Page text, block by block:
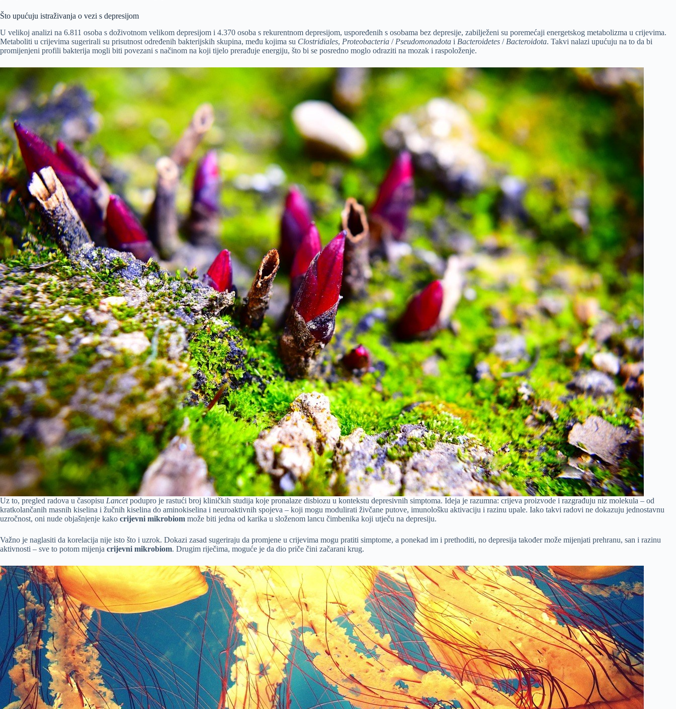
Što upućuju istraživanja o vezi s depresijom
U velikoj analizi na 6.811 osoba s doživotnom velikom depresijom i 4.370 osoba s rekurentnom depresijom, uspoređenih s osobama bez depresije, zabilježeni su poremećaji energetskog metabolizma u crijevima.
Metaboliti u crijevima sugerirali su prisutnost određenih bakterijskih skupina, među kojima su Clostridiales, Proteobacteria / Pseudomonadota i Bacteroidetes / Bacteroidota. Takvi nalazi upućuju na to da bi
promijenjeni profili bakterija mogli biti povezani s načinom na koji tijelo prerađuje energiju, što bi se posredno moglo odraziti na mozak i raspoloženje.
Uz to, pregled radova u časopisu Lancetpodupro je rastući broj kliničkih studija koje pronalaze disbiozu u kontekstu depresivnih simptoma. Ideja je razumna: crijeva proizvode i razgrađuju niz molekula – od
kratkolančanih masnih kiselina i žučnih kiselina do aminokiselina i neuroaktivnih spojeva – koji mogu modulirati živčane putove, imunološku aktivaciju i razinu upale. Iako takvi radovi ne dokazuju jednostavnu
uzročnost, oni nude objašnjenje kako crijevni mikrobiom može biti jedna od karika u složenom lancu čimbenika koji utječu na depresiju.
Važno je naglasiti da korelacija nije isto što i uzrok. Dokazi zasad sugeriraju da promjene u crijevima mogu pratiti simptome, a ponekad im i prethoditi, no depresija također može mijenjati prehranu, san i razinu
aktivnosti – sve to potom mijenja crijevni mikrobiom. Drugim riječima, moguće je da dio priče čini začarani krug.